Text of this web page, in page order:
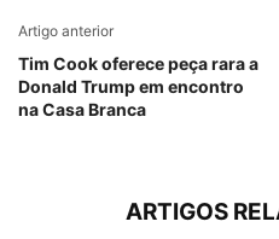
Artigo anterior
Tim Cook oferece peça rara a
Donald Trump em encontro
na Casa Branca
ARTIGOS